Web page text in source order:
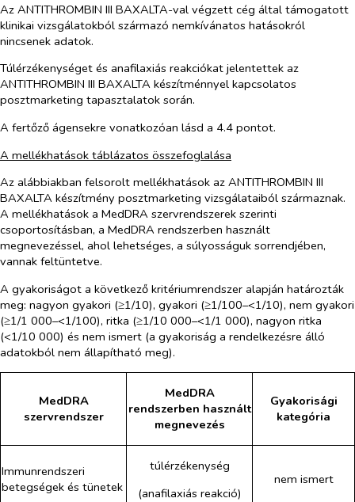
Az ANTITHROMBIN III BAXALTA-val végzett cég által támogatott
klinikai vizsgálatokból származó nemkívánatos hatásokról
nincsenek adatok.
Túlérzékenységet és anafilaxiás reakciókat jelentettek az
ANTITHROMBIN III BAXALTA készítménnyel kapcsolatos
posztmarketing tapasztalatok során.
A fertőző ágensekre vonatkozóan lásd a 4.4 pontot.
A mellékhatások táblázatos összefoglalása
Az alábbiakban felsorolt mellékhatások az ANTITHROMBIN III
BAXALTA készítmény posztmarketing vizsgálataiból származnak.
A mellékhatások a MedDRA szervrendszerek szerinti
csoportosításban, a MedDRA rendszerben használt
megnevezéssel, ahol lehetséges, a súlyosságuk sorrendjében,
vannak feltüntetve.
A gyakoriságot a következő kritériumrendszer alapján határozták
meg: nagyon gyakori (≥1/10), gyakori (≥1/100–<1/10), nem gyakori
(≥1/1 000–<1/100), ritka (≥1/10 000–<1/1 000), nagyon ritka
(<1/10 000) és nem ismert (a gyakoriság a rendelkezésre álló
adatokból nem állapítható meg).
MedDRA
szervrendszer
MedDRA
rendszerben használt
megnevezés
Gyakorisági
kategória
Immunrendszeri
betegségek és tünetek
túlérzékenység
(anafilaxiás reakció)
nem ismert